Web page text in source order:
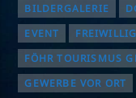
BILDERGALERIE
EVENT
FÖHR TOURISMUS
GEWERBE VOR ORT